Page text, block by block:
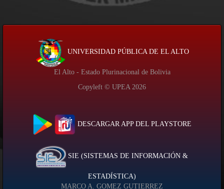
UNIVERSIDAD PÚBLICA DE EL ALTO
El Alto - Estado Plurinacional de Bolivia
Copyleft © UPEA 2026
DESCARGAR APP DEL PLAYSTORE
SIE (SISTEMAS DE INFORMACIÓN &
ESTADÍSTICA)
MARCO A. GOMEZ GUTIERREZ